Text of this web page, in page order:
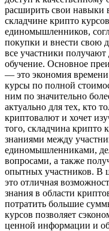
расширить свои навыки
складчине крипто
единомышленников,
покупки и внести свою
все участники получают
обучение. Основное
— это экономия времени
курсы по полной
ним по значительно
актуально для тех, кто
криптовалют и хочет
того, складчина крипто
знаниями между
единомышленниками,
вопросами, а также
опытных участников. В
это отличная
знания в области
потратить большие
курсов позволяет
ценной информации и